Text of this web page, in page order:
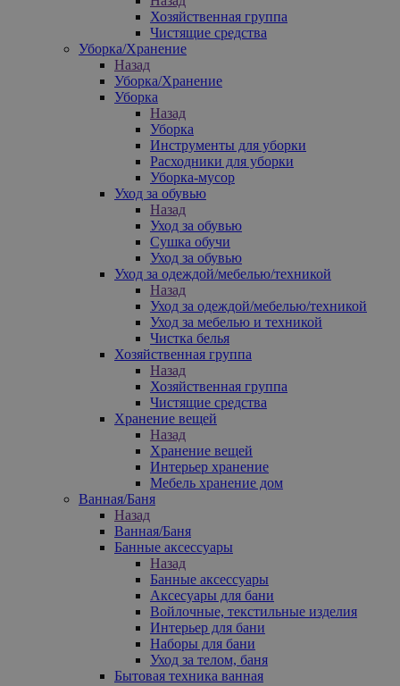
Хозяйственная группа
Чистящие средства
Уборка/Хранение
Назад
Уборка/Хранение
Уборка
Назад
Уборка
Инструменты для уборки
Расходники для уборки
Уборка-мусор
Уход за обувью
Назад
Уход за обувью
Сушка обучи
Уход за обувью
Уход за одеждой/мебелью/техникой
Назад
Уход за одеждой/мебелью/техникой
Уход за мебелью и техникой
Чистка белья
Хозяйственная группа
Назад
Хозяйственная группа
Чистящие средства
Хранение вещей
Назад
Хранение вещей
Интерьер хранение
Мебель хранение дом
Ванная/Баня
Назад
Ванная/Баня
Банные аксессуары
Назад
Банные аксессуары
Аксесуары для бани
Войлочные, текстильные изделия
Интерьер для бани
Наборы для бани
Уход за телом, баня
Бытовая техника ванная